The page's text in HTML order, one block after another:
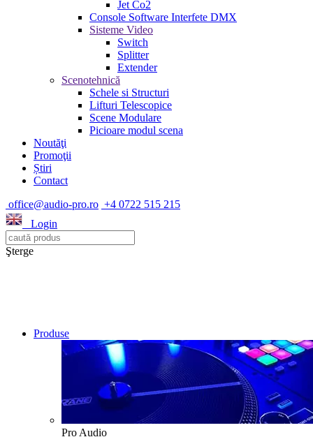
Jet Co2
Console Software Interfete DMX
Sisteme Video
Switch
Splitter
Extender
Scenotehnică
Schele si Structuri
Lifturi Telescopice
Scene Modulare
Picioare modul scena
Noutăţi
Promoţii
Știri
Contact
office@audio-pro.ro +4 0722 515 215
Login
Şterge
Produse
Pro Audio